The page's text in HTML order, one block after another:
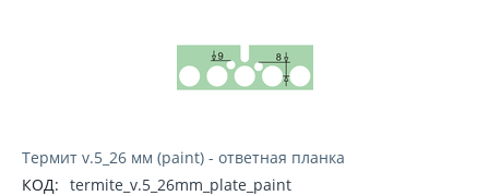
Термит v.5_26 мм (paint) - ответная планка
КОД: termite_v.5_26mm_plate_paint